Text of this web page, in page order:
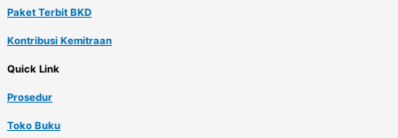
Paket Terbit BKD
Kontribusi Kemitraan
Quick Link
Prosedur
Toko Buku